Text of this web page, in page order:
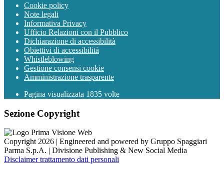
Cookie policy
Note legali
Informativa Privacy
Ufficio Relazioni con il Pubblico
Dichiarazione di accessibilità
Obiettivi di accessibilità
Whistleblowing
Gestione consensi cookie
Amministrazione trasparente
Pagina visualizzata 1835 volte
Sezione Copyright
Copyright 2026 | Engineered and powered by Gruppo Spaggiari
Parma S.p.A. | Divisione Publishing & New Social Media
Disclaimer trattamento dati personali